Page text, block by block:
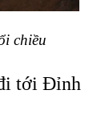
chiều
tới Đỉnh